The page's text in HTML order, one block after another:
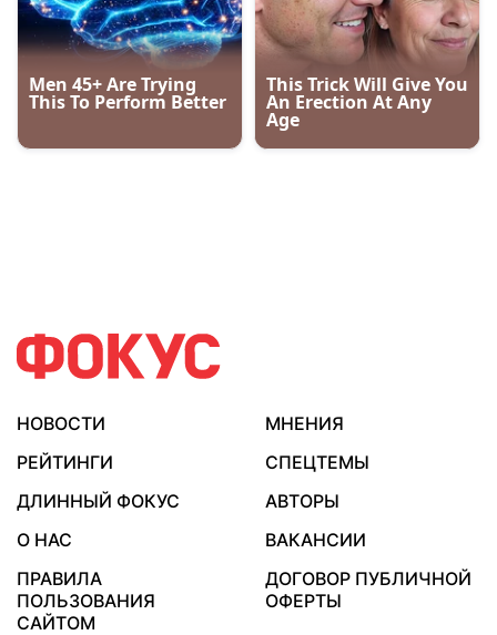
НОВОСТИ
МНЕНИЯ
РЕЙТИНГИ
СПЕЦТЕМЫ
ДЛИННЫЙ ФОКУС
АВТОРЫ
О НАС
ВАКАНСИИ
ПРАВИЛА
ПОЛЬЗОВАНИЯ
САЙТОМ
ДОГОВОР ПУБЛИЧНОЙ
ОФЕРТЫ